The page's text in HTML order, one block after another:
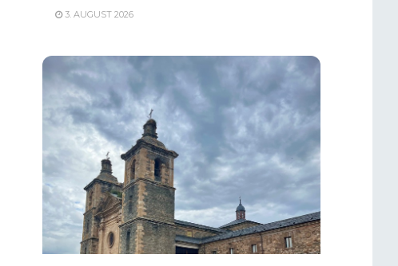
3. AUGUST 2026